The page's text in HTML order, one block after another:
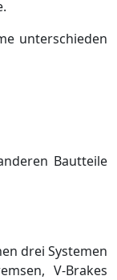
unterschieden
Bautteile
drei Systemen
V-Brakes